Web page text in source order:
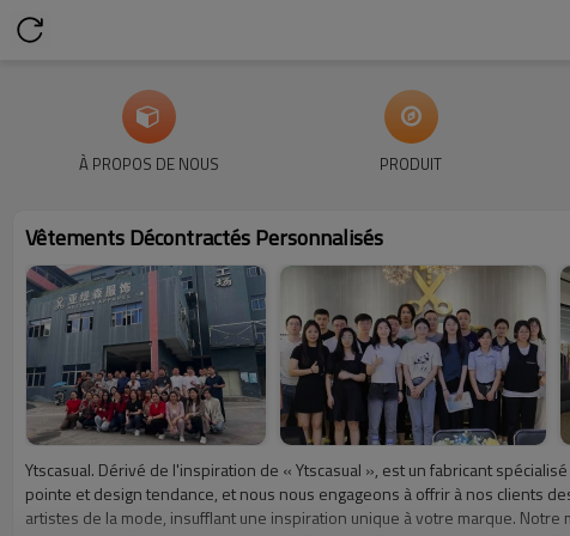
À PROPOS DE NOUS PRODUIT
Vêtements Décontractés Personnalisés
Ytscasual. Dérivé de l'inspiration de « Ytscasual », est un fabricant
pointe et design tendance, et nous nous engageons à offrir à nos clients
artistes de la mode, insufflant une inspiration unique à votre marque.